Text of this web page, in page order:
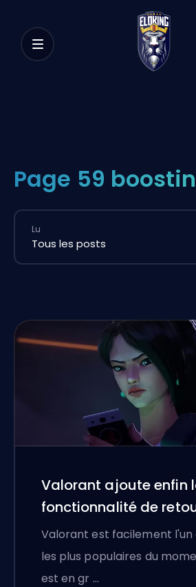
Page 59
Lu
Valorant ajoute enfin
fonctionnalité de
Voici comment cela
Valorant est facilement l'un
les plus populaires du
est en gr …